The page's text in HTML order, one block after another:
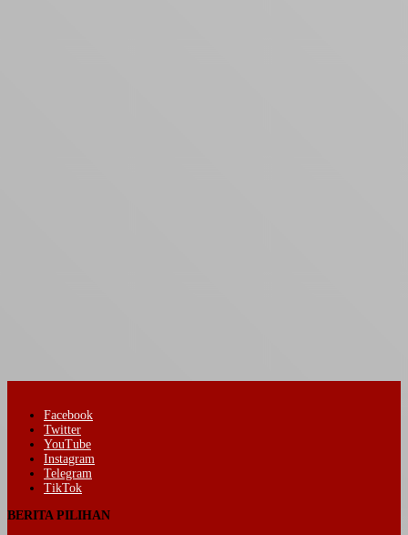
Facebook
Twitter
YouTube
Instagram
Telegram
TikTok
BERITA PILIHAN